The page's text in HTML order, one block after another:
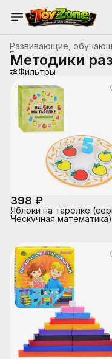
Развивающие,
Главная
Методики
Фильтры
398 ₽
Яблоки на тарелке
Нескучная математика)